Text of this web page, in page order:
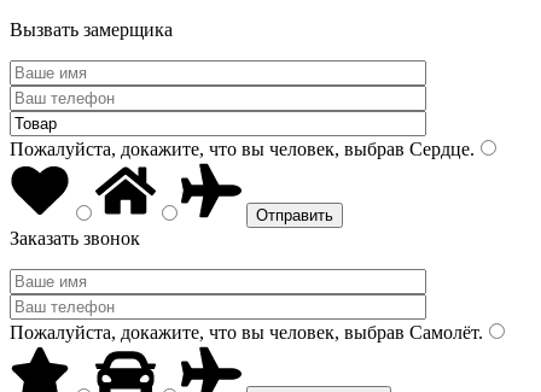
Вызвать замерщика
Пожалуйста, докажите, что вы человек, выбрав Сердце.
Заказать звонок
Пожалуйста, докажите, что вы человек, выбрав Самолёт.